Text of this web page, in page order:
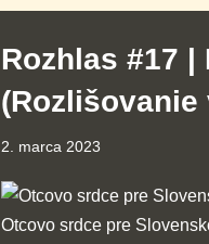
Rozhlas #17
2. marca 2023
Otcovo srdce pre